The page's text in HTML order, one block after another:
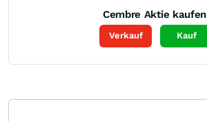
Cembre Aktie kaufen
Verkauf Kauf